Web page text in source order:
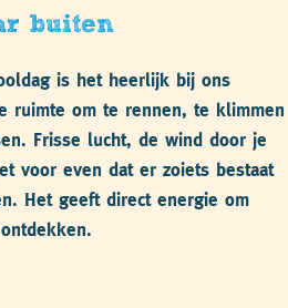
buiten
is het heerlijk bij ons
ruimte om te rennen, te klimmen
Frisse lucht, de wind door je
voor even dat er zoiets bestaat
Het geeft direct energie om